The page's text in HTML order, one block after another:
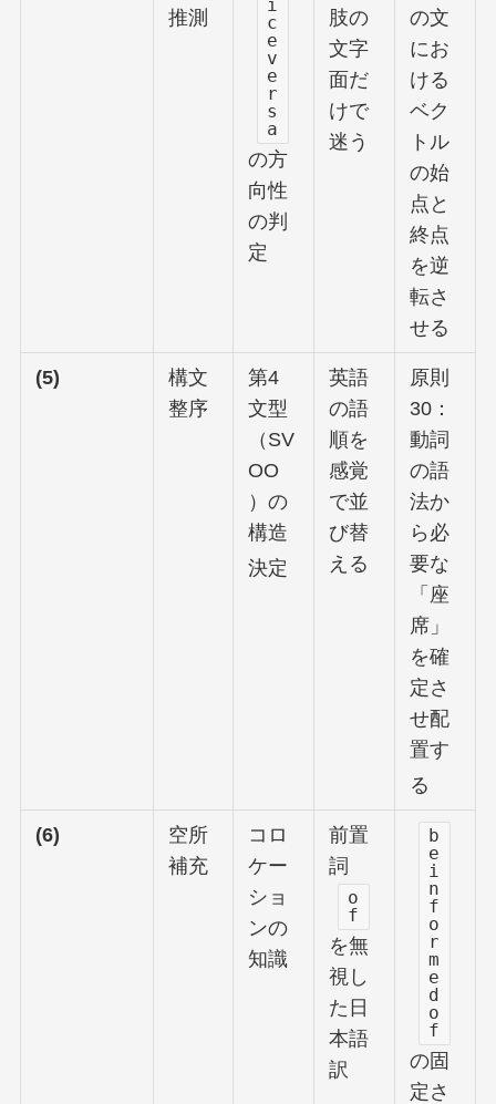
推測
i
c
e
v
e
r
s
a
の方
向性
の判
定
肢の
文字
面だ
けで
迷う
の文
にお
ける
ベク
トル
の始
点と
終点
を逆
転さ
せる
(5)
構文
整序
第4
文型
（SV
OO
）の
構造
決定
英語
の語
順を
感覚
で並
び替
える
原則
30：
動詞
の語
法か
ら必
要な
「座
席」
を確
定さ
せ配
置す
る
(6)
空所
補充
コロ
ケー
ショ
ンの
知識
前置
詞
o
f
を無
視し
た日
本語
訳
b
e
i
n
f
o
r
m
e
d
o
f
の固
定さ